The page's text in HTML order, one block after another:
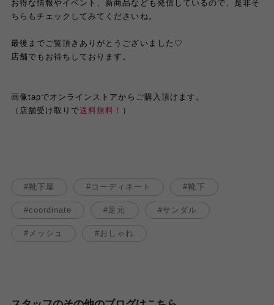
お得な情報やイベント、新商品なども発信しているので、是非そ
ちらもチェックしてみてくださいね。
最後までご覧頂きありがとうございました♡
店舗でもお待ちしております。
画像tapでオンラインストアからご購入頂けます。
（店舗受け取りで送料無料！ ）
靴下屋 コーディネート 靴下
coordinate 足元 サンダル
メッシュ おしゃれ